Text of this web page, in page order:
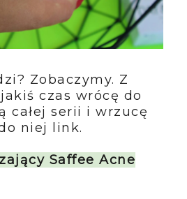
Zobaczymy. Z
czas wrócę do
całej serii i wrzucę
niej link.
Saffee Acne